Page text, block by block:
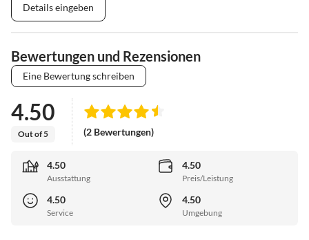
Details eingeben
Bewertungen und Rezensionen
Eine Bewertung schreiben
4.50
Out of 5 (2 Bewertungen)
4.50
Ausstattung
4.50
Preis/Leistung
4.50
Service
4.50
Umgebung